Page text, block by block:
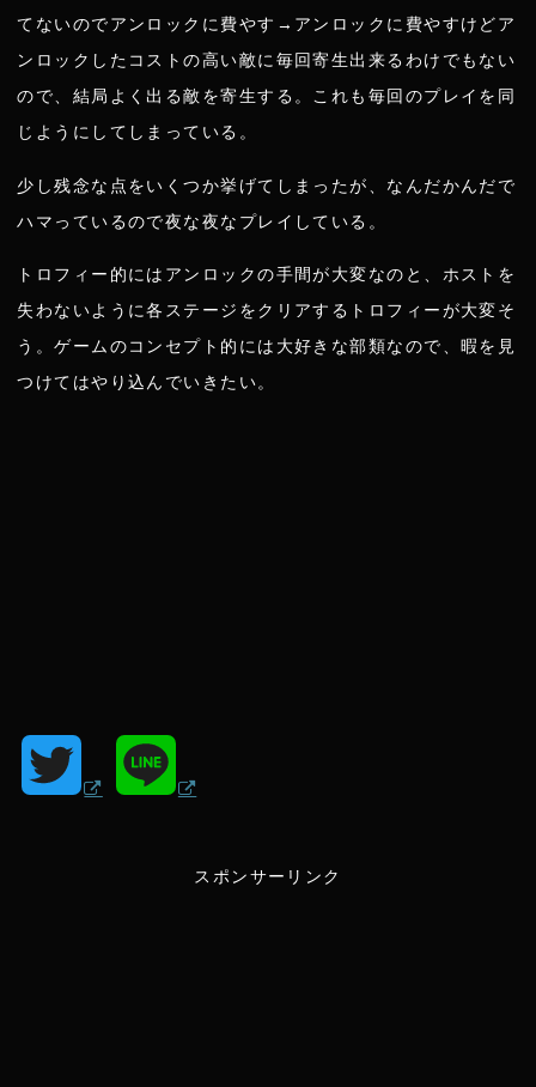
てないのでアンロックに費やす→アンロックに費やすけどア
ンロックしたコストの高い敵に毎回寄生出来るわけでもない
ので、結局よく出る敵を寄生する。これも毎回のプレイを同
じようにしてしまっている。
少し残念な点をいくつか挙げてしまったが、なんだかんだで
ハマっているので夜な夜なプレイしている。
トロフィー的にはアンロックの手間が大変なのと、ホストを
失わないように各ステージをクリアするトロフィーが大変そ
う。ゲームのコンセプト的には大好きな部類なので、暇を見
つけてはやり込んでいきたい。
スポンサーリンク